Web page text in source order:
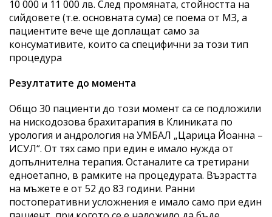
10 000 и 11 000 лв. След промяната, стойността на
сийдовете (т.е. основната сума) се поема от МЗ, а
пациентите вече ще доплащат само за
консумативите, които са специфични за този тип
процедура
Резултатите до момента
Общо 30 пациенти до този момент са се подложили
на нискодозова брахитарапия в Клиниката по
урология и андрология на УМБАЛ „Царица Йоанна –
ИСУЛ“. От тях само при един е имало нужда от
допълнителна терапия. Останалите са третирани
едноетапно, в рамките на процедурата. Възрастта
на мъжете е от 52 до 83 години. Ранни
постоперативни усложнения е имало само при един